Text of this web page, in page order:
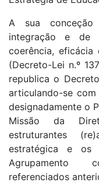
A sua
integração e de
coerência,
(Decreto-Lei n.º
republica o
articulando-se
designadamente o
Missão da
estruturantes
estratégica e os
Agrupamento
referenciados